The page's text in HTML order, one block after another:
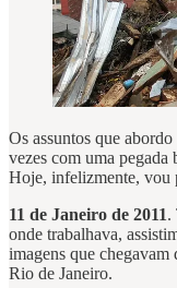
Os assuntos que
vezes com uma pegada
Hoje, infelizmente, vou
11 de Janeiro de 2011.
onde trabalhava,
imagens que chegavam
Rio de Janeiro.